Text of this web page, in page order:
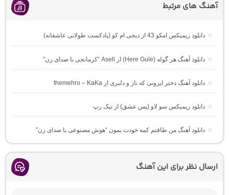
آهنگ های مرتبط
دانلود ریمیکس امکو 43 از دیجی ام کو (پادکست طولانی عاشقانه)
دانلود آهنگ هر گوله (Here Gule) از Asell “کرمانجی با صدای زن”
دانلود آهنگ دختر ایرونی که ناز و دلبری از themehro – KaKa
دانلود ریمیکس سو لاو (پس عشق) از تیک رپ
دانلود آهنگ من طاقتم کمه خودت بمون “هوش مصنوعی با صدای زن”
ارسال نظر برای این آهنگ